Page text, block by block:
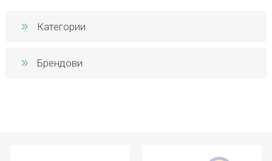
Категории
Брендови